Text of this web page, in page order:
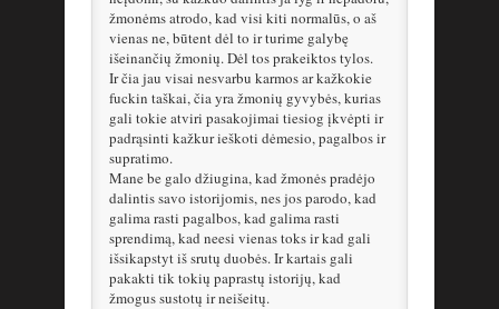
žmonėms atrodo, kad visi kiti normalūs, o aš
vienas ne, būtent dėl to ir turime galybę
išeinančių žmonių. Dėl tos prakeiktos tylos.
Ir čia jau visai nesvarbu karmos ar kažkokie
fuckin taškai, čia yra žmonių gyvybės, kurias
gali tokie atviri pasakojimai tiesiog įkvėpti ir
padrąsinti kažkur ieškoti dėmesio, pagalbos ir
supratimo.
Mane be galo džiugina, kad žmonės pradėjo
dalintis savo istorijomis, nes jos parodo, kad
galima rasti pagalbos, kad galima rasti
sprendimą, kad neesi vienas toks ir kad gali
išsikapstyt iš srutų duobės. Ir kartais gali
pakakti tik tokių paprastų istorijų, kad
žmogus sustotų ir neišeitų.